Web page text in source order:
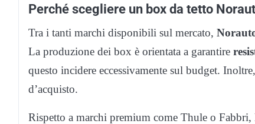
Perché scegliere un box da tetto
Tra i tanti marchi disponibili sul mercato,
La produzione dei box è orientata a garantire
questo incidere eccessivamente sul budget.
d’acquisto.
Rispetto a marchi premium come Thule o